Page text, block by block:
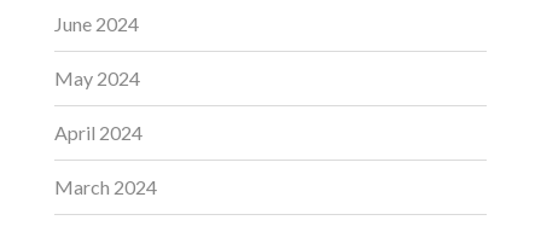
June 2024
May 2024
April 2024
March 2024